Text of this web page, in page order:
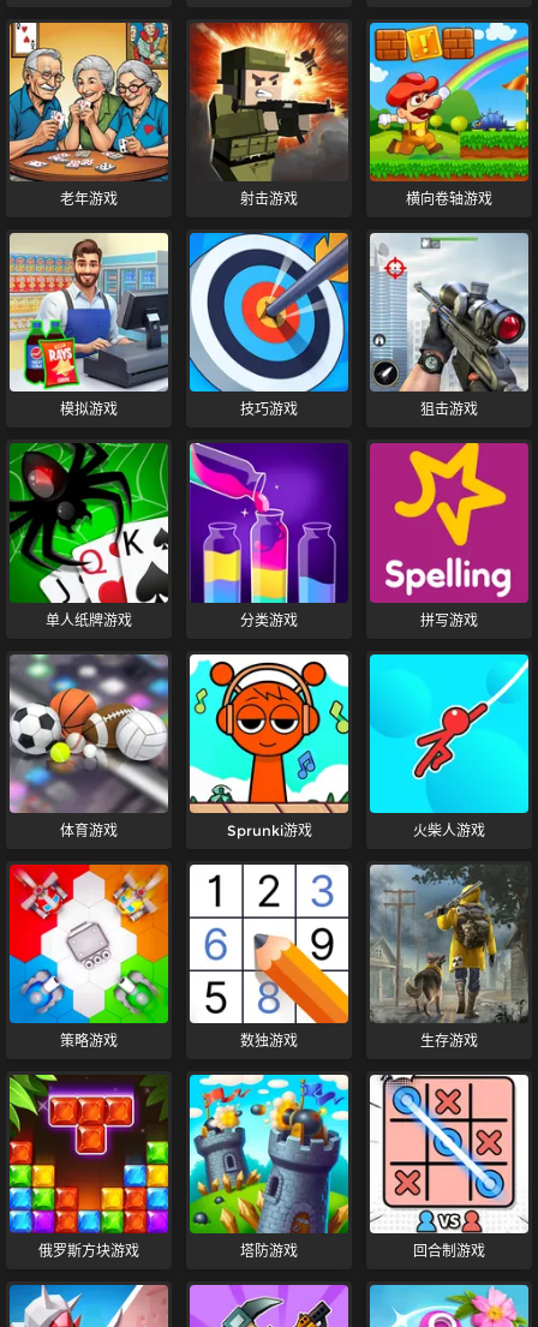
老年游戏 射击游戏 横向卷轴游戏
模拟游戏 技巧游戏 狙击游戏
单人纸牌游戏 分类游戏 拼写游戏
体育游戏 Sprunki游戏 火柴人游戏
策略游戏 数独游戏 生存游戏
俄罗斯方块游戏 塔防游戏 回合制游戏